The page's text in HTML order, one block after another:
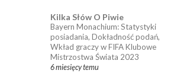
Kilka Słów O Piwie
Bayern Monachium: Statystyki
posiadania, Dokładność podań,
Wkład graczy w FIFA Klubowe
Mistrzostwa Świata 2023
6 miesięcy temu